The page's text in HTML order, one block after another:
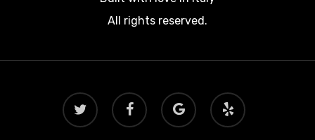
All rights reserved.
twitter facebook
google-
plus
yelp